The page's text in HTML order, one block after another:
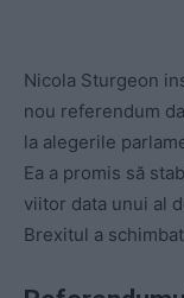
Nicola Sturgeon
nou referendum
la alegerile
Ea a promis să
viitor data unui al
Brexitul a